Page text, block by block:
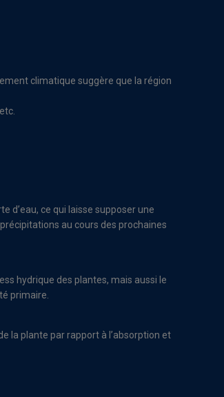
climatique suggère que la région
d’eau, ce qui laisse supposer une
au cours des prochaines
hydrique des plantes, mais aussi le
primaire.
la plante par rapport à l’absorption et